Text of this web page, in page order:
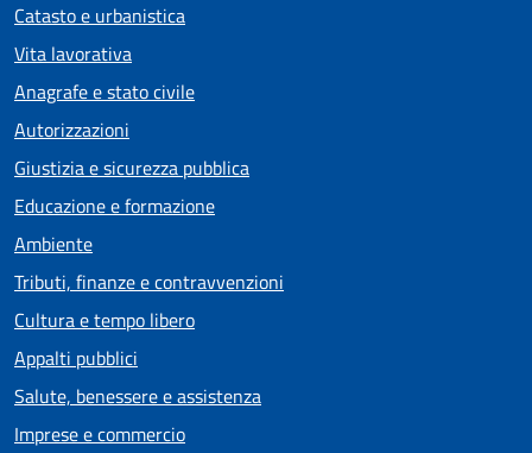
Catasto e urbanistica
Vita lavorativa
Anagrafe e stato civile
Autorizzazioni
Giustizia e sicurezza pubblica
Educazione e formazione
Ambiente
Tributi, finanze e contravvenzioni
Cultura e tempo libero
Appalti pubblici
Salute, benessere e assistenza
Imprese e commercio